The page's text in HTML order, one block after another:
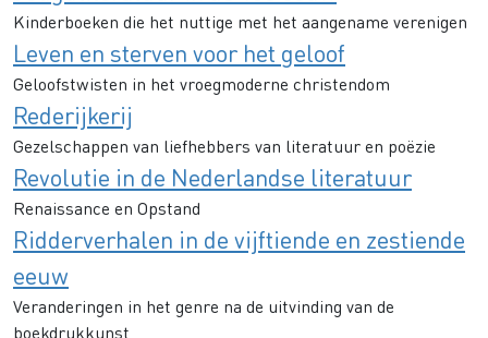
Kinderboeken die het nuttige met het aangename verenigen
Leven en sterven voor het geloof
Geloofstwisten in het vroegmoderne christendom
Rederijkerij
Gezelschappen van liefhebbers van literatuur en poëzie
Revolutie in de Nederlandse literatuur
Renaissance en Opstand
Ridderverhalen in de vijftiende en zestiende
eeuw
Veranderingen in het genre na de uitvinding van de
boekdrukkunst